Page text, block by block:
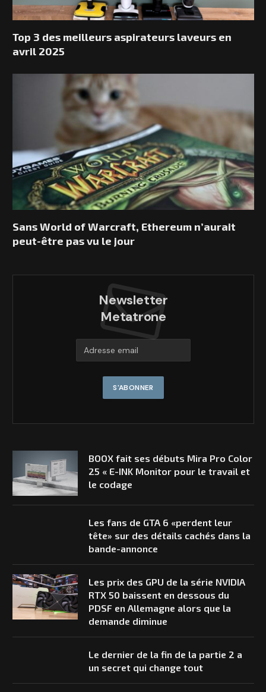
Top 3 des meilleurs aspirateurs laveurs en
avril 2025
Sans World of Warcraft, Ethereum n’aurait
peut-être pas vu le jour
Newsletter
Metatrone
BOOX fait ses débuts Mira Pro Color
25 « E-INK Monitor pour le travail et
le codage
Les fans de GTA 6 «perdent leur
tête» sur des détails cachés dans la
bande-annonce
Les prix des GPU de la série NVIDIA
RTX 50 baissent en dessous du
PDSF en Allemagne alors que la
demande diminue
Le dernier de la fin de la partie 2 a
un secret qui change tout